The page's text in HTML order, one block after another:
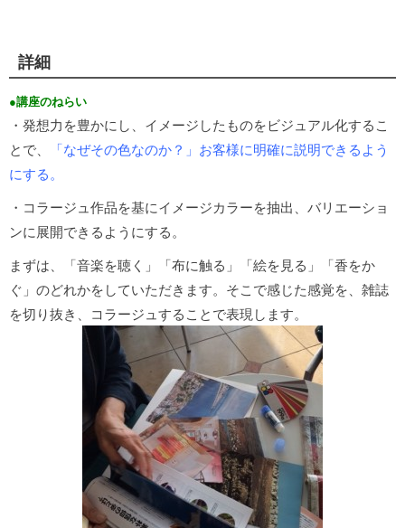
詳細
●講座のねらい
・発想力を豊かにし、イメージしたものをビジュアル化するこ
とで、
「なぜその色なのか？」お客様に明確に説明できるよう
にする。
・コラージュ作品を基にイメージカラーを抽出、バリエーショ
ンに展開できるようにする。
まずは、「音楽を聴く」「布に触る」「絵を見る」「香をか
ぐ」のどれかをしていただきます。そこで感じた感覚を、雑誌
を切り抜き、コラージュすることで表現します。